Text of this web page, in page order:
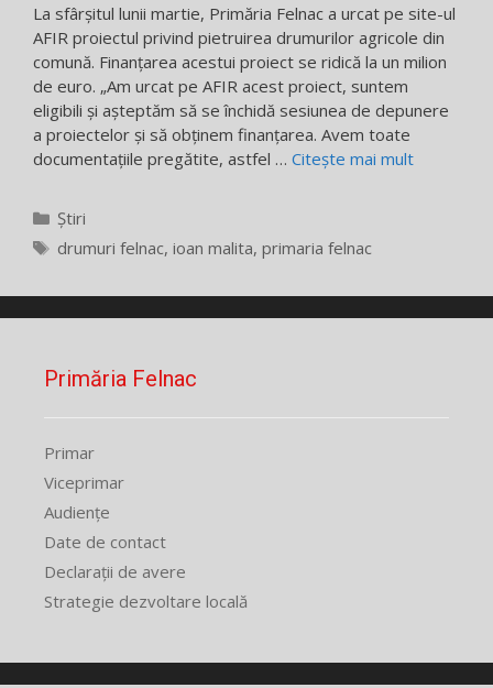
La sfârșitul lunii martie, Primăria Felnac a urcat pe site-ul
AFIR proiectul privind pietruirea drumurilor agricole din
comună. Finanțarea acestui proiect se ridică la un milion
de euro. „Am urcat pe AFIR acest proiect, suntem
eligibili și așteptăm să se închidă sesiunea de depunere
a proiectelor și să obținem finanțarea. Avem toate
documentațiile pregătite, astfel … Citește mai mult
Categorii
Știri
Etichete
drumuri felnac, ioan malita, primaria felnac
Primăria Felnac
Primar
Viceprimar
Audiențe
Date de contact
Declarații de avere
Strategie dezvoltare locală